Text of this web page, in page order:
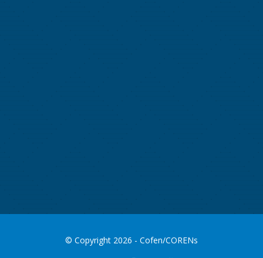
© Copyright 2026 - Cofen/CORENs